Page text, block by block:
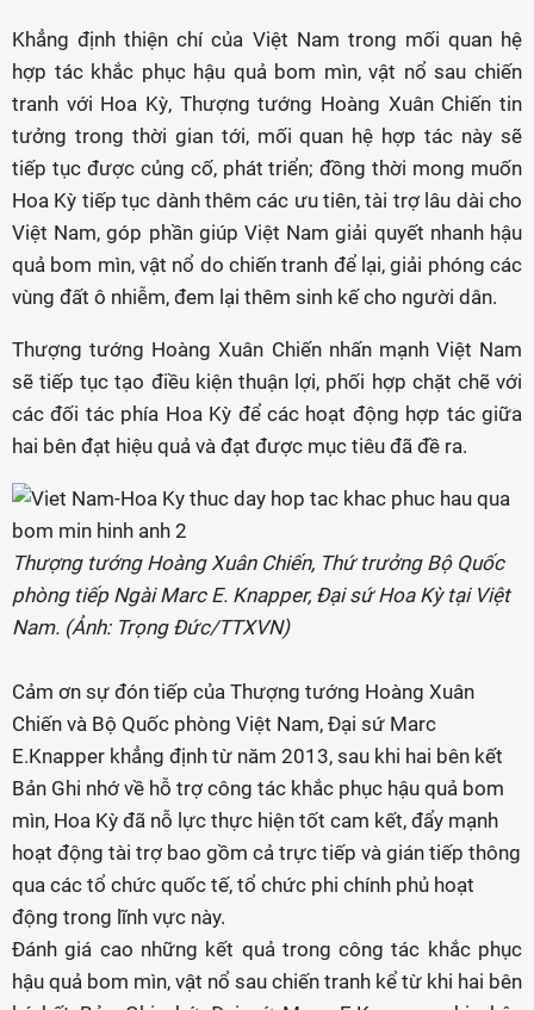
Khẳng định thiện chí của Việt Nam trong mối quan hệ
hợp tác khắc phục hậu quả bom mìn, vật nổ sau chiến
tranh với Hoa Kỳ, Thượng tướng Hoàng Xuân Chiến tin
tưởng trong thời gian tới, mối quan hệ hợp tác này sẽ
tiếp tục được củng cố, phát triển; đồng thời mong muốn
Hoa Kỳ tiếp tục dành thêm các ưu tiên, tài trợ lâu dài cho
Việt Nam, góp phần giúp Việt Nam giải quyết nhanh hậu
quả bom mìn, vật nổ do chiến tranh để lại, giải phóng các
vùng đất ô nhiễm, đem lại thêm sinh kế cho người dân.
Thượng tướng Hoàng Xuân Chiến nhấn mạnh Việt Nam
sẽ tiếp tục tạo điều kiện thuận lợi, phối hợp chặt chẽ với
các đối tác phía Hoa Kỳ để các hoạt động hợp tác giữa
hai bên đạt hiệu quả và đạt được mục tiêu đã đề ra.
Thượng tướng Hoàng Xuân Chiến, Thứ trưởng Bộ Quốc
phòng tiếp Ngài Marc E. Knapper, Đại sứ Hoa Kỳ tại Việt
Nam. (Ảnh: Trọng Đức/TTXVN)
Cảm ơn sự đón tiếp của Thượng tướng Hoàng Xuân
Chiến và Bộ Quốc phòng Việt Nam, Đại sứ Marc
E.Knapper khẳng định từ năm 2013, sau khi hai bên kết
Bản Ghi nhớ về hỗ trợ công tác khắc phục hậu quả bom
mìn, Hoa Kỳ đã nỗ lực thực hiện tốt cam kết, đẩy mạnh
hoạt động tài trợ bao gồm cả trực tiếp và gián tiếp thông
qua các tổ chức quốc tế, tổ chức phi chính phủ hoạt
động trong lĩnh vực này.
Đánh giá cao những kết quả trong công tác khắc phục
hậu quả bom mìn, vật nổ sau chiến tranh kể từ khi hai bên